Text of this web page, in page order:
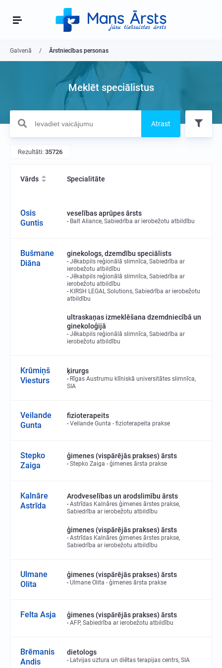
Galvenā Ārstniecības personas
Meklēt speciālistus
Atrast
Rezultāti: 35726
Vārds Specialitāte
Osis
Guntis
veselības aprūpes ārsts
Balt Aliance, Sabiedrība ar ierobežotu atbildību
Bušmane
Diāna
ginekologs, dzemdību speciālists
Jēkabpils reģionālā slimnīca, Sabiedrība ar
ierobežotu atbildību
Jēkabpils reģionālā slimnīca, Sabiedrība ar
ierobežotu atbildību
KIRSH LEGAL Solutions, Sabiedrība ar ierobežotu
atbildību
ultraskaņas izmeklēšana dzemdniecībā un
ginekoloģijā
Jēkabpils reģionālā slimnīca, Sabiedrība ar
ierobežotu atbildību
Krūmiņš
Viesturs
ķirurgs
Rīgas Austrumu klīniskā universitātes slimnīca,
SIA
Veilande
Gunta
fizioterapeits
Veilande Gunta - fizioterapeita prakse
Stepko
Zaiga
ģimenes (vispārējās prakses) ārsts
Stepko Zaiga - ģimenes ārsta prakse
Kalnāre
Astrīda
Arodveselības un arodslimību ārsts
Astrīdas Kalnāres ģimenes ārstes prakse,
Sabiedrība ar ierobežotu atbildību
ģimenes (vispārējās prakses) ārsts
Astrīdas Kalnāres ģimenes ārstes prakse,
Sabiedrība ar ierobežotu atbildību
Ulmane
Olita
ģimenes (vispārējās prakses) ārsts
Ulmane Olita - ģimenes ārsta prakse
Felta Asja ģimenes (vispārējās prakses) ārsts
AFP, Sabiedrība ar ierobežotu atbildību
Brēmanis
Andis
dietologs
Latvijas uztura un diētas terapijas centrs, SIA